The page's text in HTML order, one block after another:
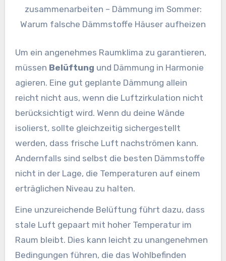
zusammenarbeiten – Dämmung im Sommer:
Warum falsche Dämmstoffe Häuser aufheizen
Um ein angenehmes Raumklima zu garantieren,
müssen Belüftung und Dämmung in Harmonie
agieren. Eine gut geplante Dämmung allein
reicht nicht aus, wenn die Luftzirkulation nicht
berücksichtigt wird. Wenn du deine Wände
isolierst, sollte gleichzeitig sichergestellt
werden, dass frische Luft nachströmen kann.
Andernfalls sind selbst die besten Dämmstoffe
nicht in der Lage, die Temperaturen auf einem
erträglichen Niveau zu halten.
Eine unzureichende Belüftung führt dazu, dass
stale Luft gepaart mit hoher Temperatur im
Raum bleibt. Dies kann leicht zu unangenehmen
Bedingungen führen, die das Wohlbefinden